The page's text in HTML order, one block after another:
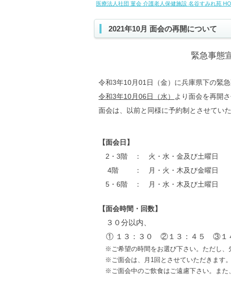
医療法人社団 菫会 介護老人保健施設 名谷すみれ苑
2021年10月 面会の再開について
緊急事態
令和3年10月01日（金）に兵庫県下の緊
令和3年10月06日（水） より面会を再開
面会は、以前と同様に予約制とさせてい
【面会日】
2・3階 ： 火・水・金及び土曜日
4階 ： 月・火・木及び金曜日
5・6階 ： 月・水・木及び土曜日
【面会時間・回数】
３０分以内、
① １３：３０ ②１３：４５ ③１
※ご希望の時間をお選び下さい。ただし、
※ご面会は、月1回とさせていただきます。
※ご面会中のご飲食はご遠慮下さい。また